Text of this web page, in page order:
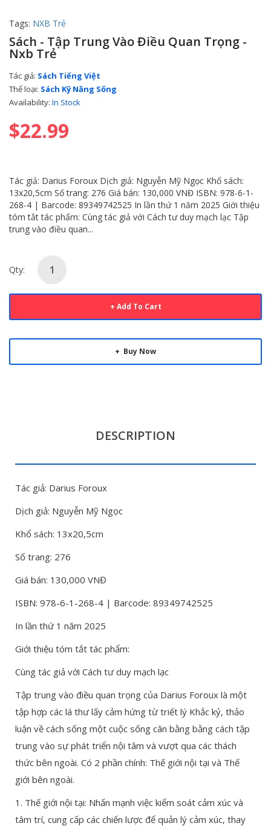
Tags: NXB Trẻ
Sách - Tập Trung Vào Điều Quan Trọng -
Nxb Trẻ
Tác giả: Sách Tiếng Việt
Thể loại: Sách Kỹ Năng Sống
Availability: In Stock
$22.99
Tác giả: Darius Foroux Dịch giả: Nguyễn Mỹ Ngọc Khổ sách:
13x20,5cm Số trang: 276 Giá bán: 130,000 VNĐ ISBN: 978-6-1-
268-4 | Barcode: 89349742525 In lần thứ 1 năm 2025 Giới thiệu
tóm tắt tác phẩm: Cùng tác giả với Cách tư duy mạch lạc Tập
trung vào điều quan...
Qty:
Add To Cart
Buy Now
DESCRIPTION
Tác giả: Darius Foroux
Dịch giả: Nguyễn Mỹ Ngọc
Khổ sách: 13x20,5cm
Số trang: 276
Giá bán: 130,000 VNĐ
ISBN: 978-6-1-268-4 | Barcode: 89349742525
In lần thứ 1 năm 2025
Giới thiệu tóm tắt tác phẩm:
Cùng tác giả với Cách tư duy mạch lạc
Tập trung vào điều quan trọng của Darius Foroux là một
tập hợp các lá thư lấy cảm hứng từ triết lý Khắc kỷ, thảo
luận về cách sống một cuộc sống cân bằng bằng cách tập
trung vào sự phát triển nội tâm và vượt qua các thách
thức bên ngoài. Có 2 phần chính: Thế giới nội tại và Thế
giới bên ngoài.
1. Thế giới nội tại: Nhấn mạnh việc kiểm soát cảm xúc và
tâm trí, cung cấp các chiến lược để quản lý cảm xúc, thay